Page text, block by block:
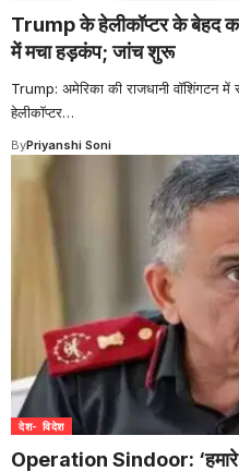
Trump के हेलीकॉप्टर के बेहद
में मचा हड़कंप; जांच शुरू
Trump: अमेरिका की राजधानी वॉशिंगटन में
हेलीकॉप्टर…
ByPriyanshi Soni
देश- विदेश
Operation Sindoor: ‘हमारे